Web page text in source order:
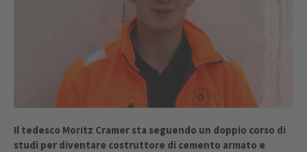
Il tedesco Moritz Cramer sta seguendo un doppio corso di
studi per diventare costruttore di cemento armato e